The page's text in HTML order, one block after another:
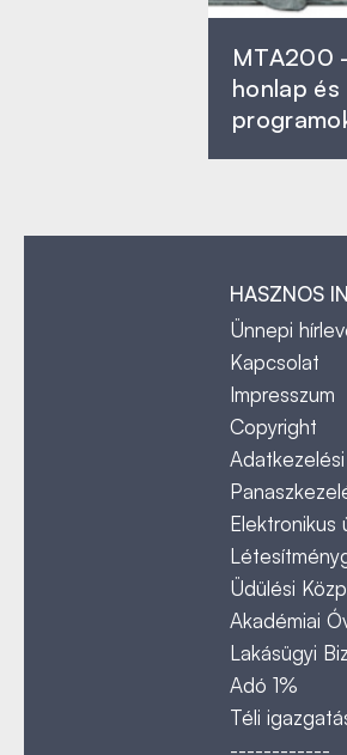
MTA200
honlap és
HASZNOS
Ünnepi
Kapcsolat
Impresszum
Copyright
Elektronikus
Üdülési
Akadémiai
Lakásügyi
Adó 1%
Téli
------------